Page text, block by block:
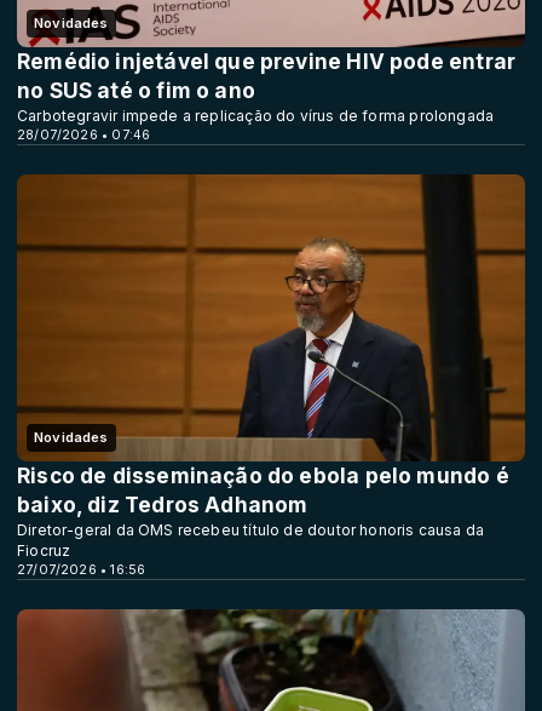
Novidades
28/07/2026 • 07:46
Remédio injetável que previne HIV pode entrar
no SUS até o fim o ano
Carbotegravir impede a replicação do vírus de forma prolongada
Novidades
27/07/2026 • 16:56
Risco de disseminação do ebola pelo mundo é
baixo, diz Tedros Adhanom
Diretor-geral da OMS recebeu título de doutor honoris causa da
Fiocruz